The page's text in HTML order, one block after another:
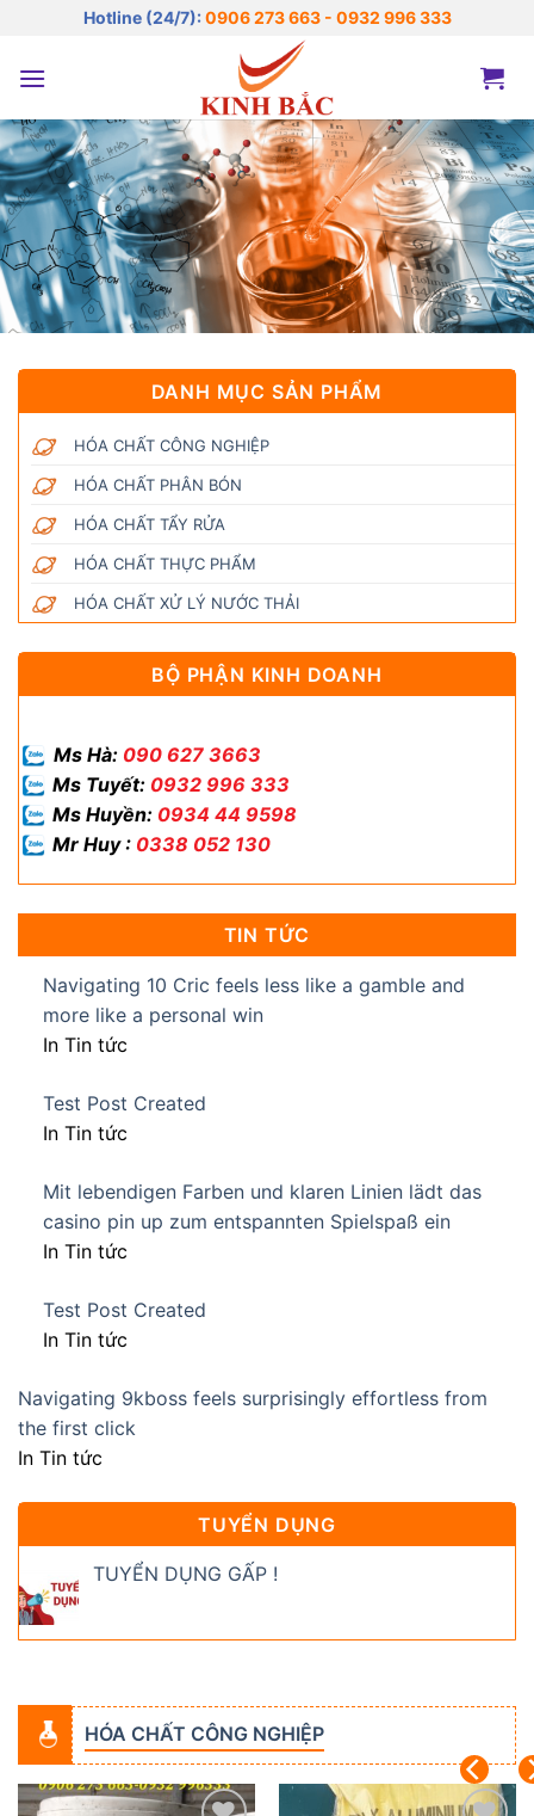
nội
Hotline (24/7): 0906 273 663 - 0932 996 333
DANH MỤC SẢN PHẨM
HÓA CHẤT CÔNG NGHIỆP
HÓA CHẤT PHÂN BÓN
HÓA CHẤT TẨY RỬA
HÓA CHẤT THỰC PHẨM
HÓA CHẤT XỬ LÝ NƯỚC THẢI
BỘ PHẬN KINH DOANH
Ms Hà: 090 627 3663
Ms Tuyết: 0932 996 333
Ms Huyền: 0934 44 9598
Mr Huy : 0338 052 130
TIN TỨC
Navigating 10 Cric feels less like a gamble and
more like a personal win
In Tin tức
Test Post Created
In Tin tức
Mit lebendigen Farben und klaren Linien lädt das
casino pin up zum entspannten Spielspaß ein
In Tin tức
Test Post Created
In Tin tức
Navigating 9kboss feels surprisingly effortless from
the first click
In Tin tức
TUYỂN DỤNG
TUYỂN DỤNG GẤP !
HÓA CHẤT CÔNG NGHIỆP